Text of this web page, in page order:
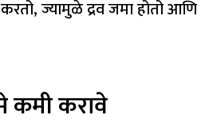
ज्यामुळे द्रव जमा होतो आणि
करावे